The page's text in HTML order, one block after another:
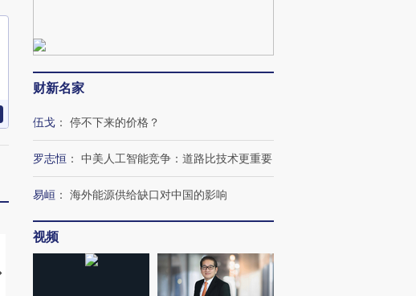
视线｜“入侵”还是“人道危
湖北宜昌局部短时降雨
128毫米 紧急转移近
哈尔滨遭遇短时极端强降
财新名家
伍戈 ： 停不下来的价格？
罗志恒 ： 中美人工智能竞争：道路比技术更重要
易峘 ： 海外能源供给缺口对中国的影响
视频